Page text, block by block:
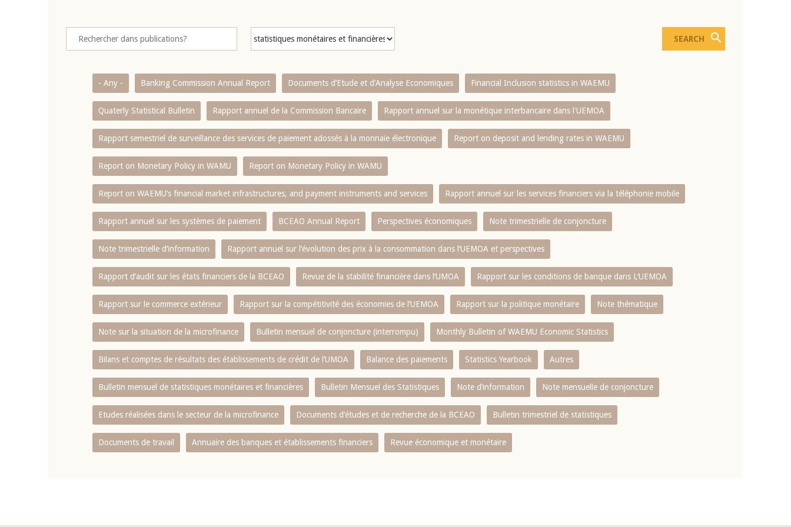
- Any - Banking Commission Annual Report Documents d’Etude et d’Analyse Economiques Financial Inclusion statistics in WAEMU
Quaterly Statistical Bulletin Rapport annuel de la Commission Bancaire Rapport annuel sur la monétique interbancaire dans l'UEMOA
Rapport semestriel de surveillance des services de paiement adossés à la monnaie électronique Report on deposit and lending rates in WAEMU
Report on Monetary Policy in WAMU Report on Monetary Policy in WAMU
Report on WAEMU’s financial market infrastructures, and payment instruments and services Rapport annuel sur les services financiers via la téléphonie mobile
Rapport annuel sur les systèmes de paiement BCEAO Annual Report Perspectives économiques Note trimestrielle de conjoncture
Note trimestrielle d‘information Rapport annuel sur l‘évolution des prix à la consommation dans l‘UEMOA et perspectives
Rapport d‘audit sur les états financiers de la BCEAO Revue de la stabilité financière dans l‘UMOA Rapport sur les conditions de banque dans L‘UEMOA
Rapport sur le commerce extérieur Rapport sur la compétitivité des économies de l‘UEMOA Rapport sur la politique monétaire Note thématique
Note sur la situation de la microfinance Bulletin mensuel de conjoncture (interrompu) Monthly Bulletin of WAEMU Economic Statistics
Bilans et comptes de résultats des établissements de crédit de l‘UMOA Balance des paiements Statistics Yearbook Autres
Bulletin mensuel de statistiques monétaires et financières Bulletin Mensuel des Statistiques Note d’information Note mensuelle de conjoncture
Etudes réalisées dans le secteur de la microfinance Documents d’études et de recherche de la BCEAO Bulletin trimestriel de statistiques
Documents de travail Annuaire des banques et établissements financiers Revue économique et monétaire